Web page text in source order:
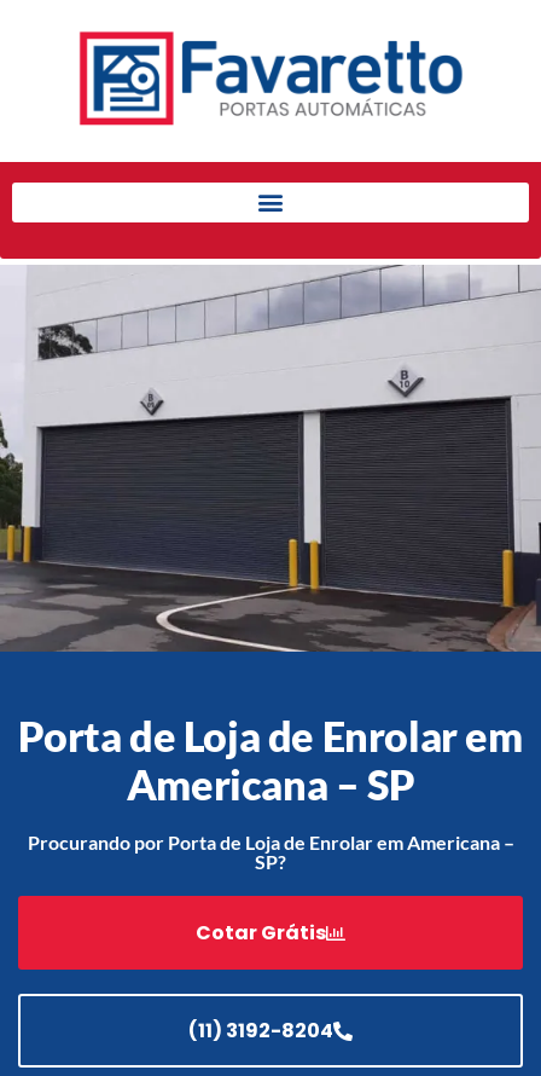
Início
Produtos
Porta de Enrolar Automática
Automatizadores
Acessórios Para Portas de
Enrolar
Pintura eletrostática
Portfólio
Contato
Acessórios
Enrolar em Teresópolis – RJ
Portão de Garagem de
Enrolar em São Pedro da
Aldeia – RJ
Meriti – RJ
Portão de Garagem de
Enrolar em São Gonçalo – RJ
Porta de Loja de Enrolar em
Americana – SP
Procurando por Porta de Loja de Enrolar em Americana –
SP?
Cotar Grátis
(11) 3192-8204